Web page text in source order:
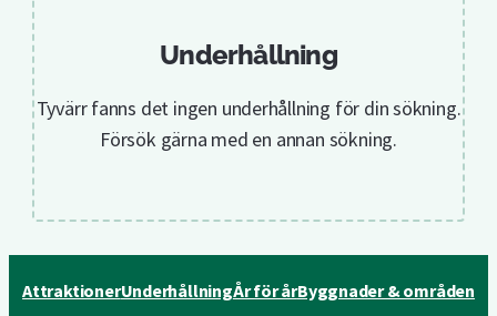
Underhållning
Tyvärr fanns det ingen underhållning för din sökning.
Försök gärna med en annan sökning.
AttraktionerUnderhållningÅr för årByggnader & områden